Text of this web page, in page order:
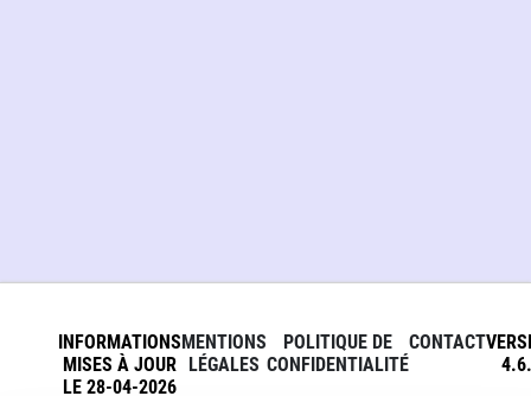
INFORMATIONS
MISES À JOUR
LE 28-04-2026
MENTIONS
LÉGALES
POLITIQUE DE
CONFIDENTIALITÉ
CONTACT